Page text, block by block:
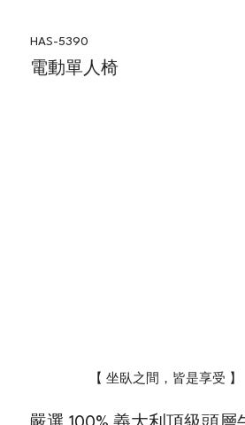
HAS-5390
電動單人椅
【 坐臥之間，皆是享受 】